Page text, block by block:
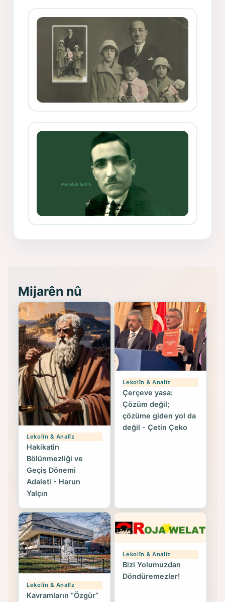
(Hoybun)’un Kuruluş Çalışmaları- 8
Mijarên nû
Lekolîn & Analîz
Hakikatin
Bölünmezliği ve
Geçiş Dönemi
Adaleti - Harun
Yalçın
Lekolîn & Analîz
Çerçeve yasa:
Çözüm değil;
çözüme giden yol da
değil - Çetin Çeko
Lekolîn & Analîz
Kavramların “Özgür”
Lekolîn & Analîz
Bizi Yolumuzdan
Döndüremezler!